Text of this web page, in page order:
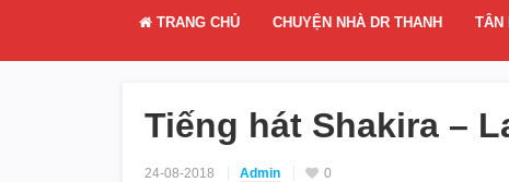
TRANG CHỦ CHUYỆN NHÀ DR THANH TÂN
Tiếng hát Shakira –
24-08-2018 Admin 0